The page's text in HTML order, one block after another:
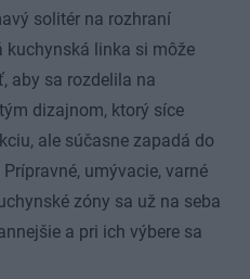
solitér na rozhraní
kuchynská linka si môže
aby sa rozdelila na
dizajnom, ktorý síce
ale súčasne zapadá do
umývacie, varné
zóny sa už na seba
a pri ich výbere sa